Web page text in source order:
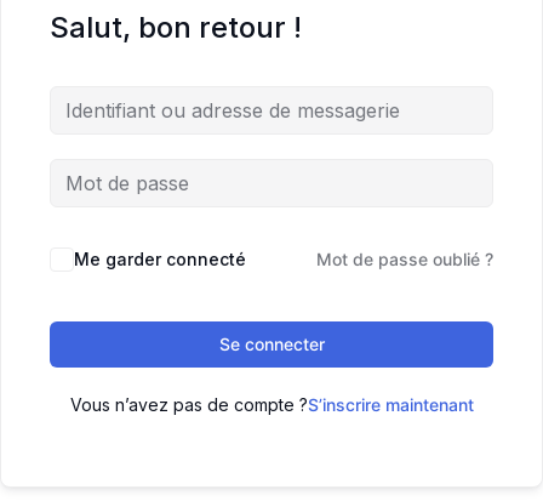
Salut, bon retour !
Me garder connecté Mot de passe oublié ?
Se connecter
Vous n’avez pas de compte ?S’inscrire maintenant